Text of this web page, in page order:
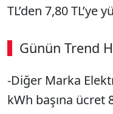
TL’den 7,80 TL’ye
Günün Trend
-Diğer Marka
kWh başına ücret